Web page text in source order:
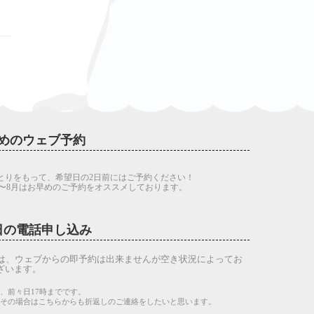
のウェブ予約
りをもって、希望日の2日前にはご予約ください！
8月はお早めのご予約をオススメしております。
の電話申し込み
、ウェブからの即予約は出来ませんが空き状況によってお
ます。
前々日17時までです。
場合はこちらからも折返しのご連絡をしたいと思います。